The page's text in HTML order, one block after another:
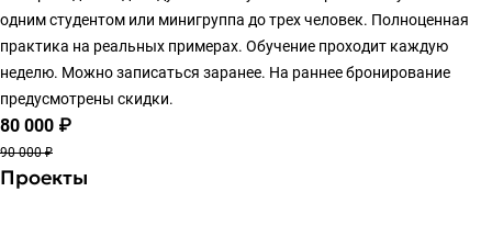
одним студентом или минигруппа до трех человек. Полноценная
практика на реальных примерах. Обучение проходит каждую
неделю. Можно записаться заранее. На раннее бронирование
предусмотрены скидки.
80 000 ₽
90 000 ₽
Проекты